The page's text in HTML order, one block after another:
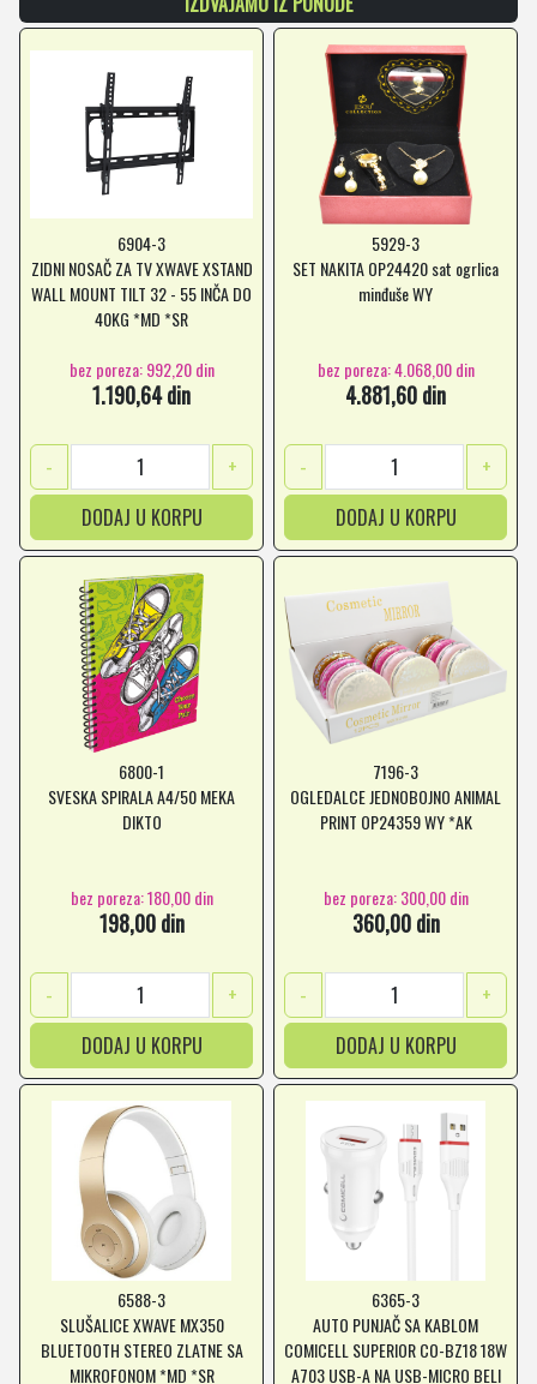
6904-3
ZIDNI NOSAČ ZA TV XWAVE XSTAND
WALL MOUNT TILT 32 - 55 INČA DO
40KG *MD *SR
bez poreza: 992,20 din
1.190,64 din
-
+
DODAJ U KORPU
5929-3
SET NAKITA OP24420 sat ogrlica
minđuše WY
bez poreza: 4.068,00 din
4.881,60 din
-
+
DODAJ U KORPU
6800-1
SVESKA SPIRALA A4/50 MEKA
DIKTO
bez poreza: 180,00 din
198,00 din
-
+
DODAJ U KORPU
7196-3
OGLEDALCE JEDNOBOJNO ANIMAL
PRINT OP24359 WY *AK
bez poreza: 300,00 din
360,00 din
-
+
DODAJ U KORPU
6588-3
SLUŠALICE XWAVE MX350
BLUETOOTH STEREO ZLATNE SA
MIKROFONOM *MD *SR
6365-3
AUTO PUNJAČ SA KABLOM
COMICELL SUPERIOR CO-BZ18 18W
A703 USB-A NA USB-MICRO BELI